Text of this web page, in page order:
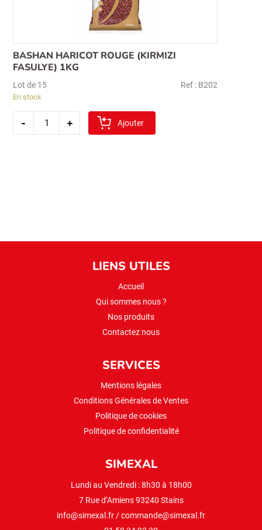
BASHAN HARICOT ROUGE (KIRMIZI
FASULYE) 1KG
Lot de 15 Ref : B202
En stock
-
quantité
+ Ajouter
LIENS UTILES
Accueil
Qui sommes nous ?
Nos produits
Contactez nous
SERVICES
Mentions légales
Conditions Générales de Ventes
Politique de cookies
Politique de confidentialité
SIMEXAL
Lundi au Vendredi : 8h30 à 18h00
7 Rue d’Amiens 93240 Stains
info@simexal.fr /commande@simexal.fr